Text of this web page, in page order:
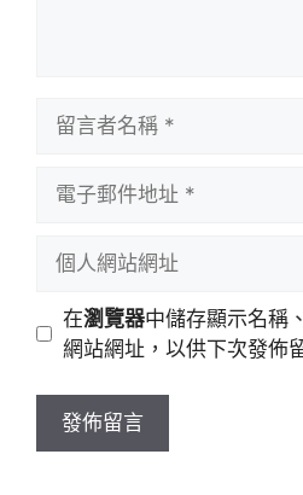
址
站
址
在瀏覽器中儲存顯示名稱
網站網址，以供下次發佈